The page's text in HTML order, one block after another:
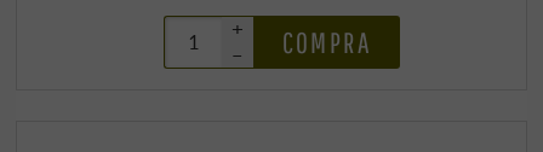
+
–
COMPRA